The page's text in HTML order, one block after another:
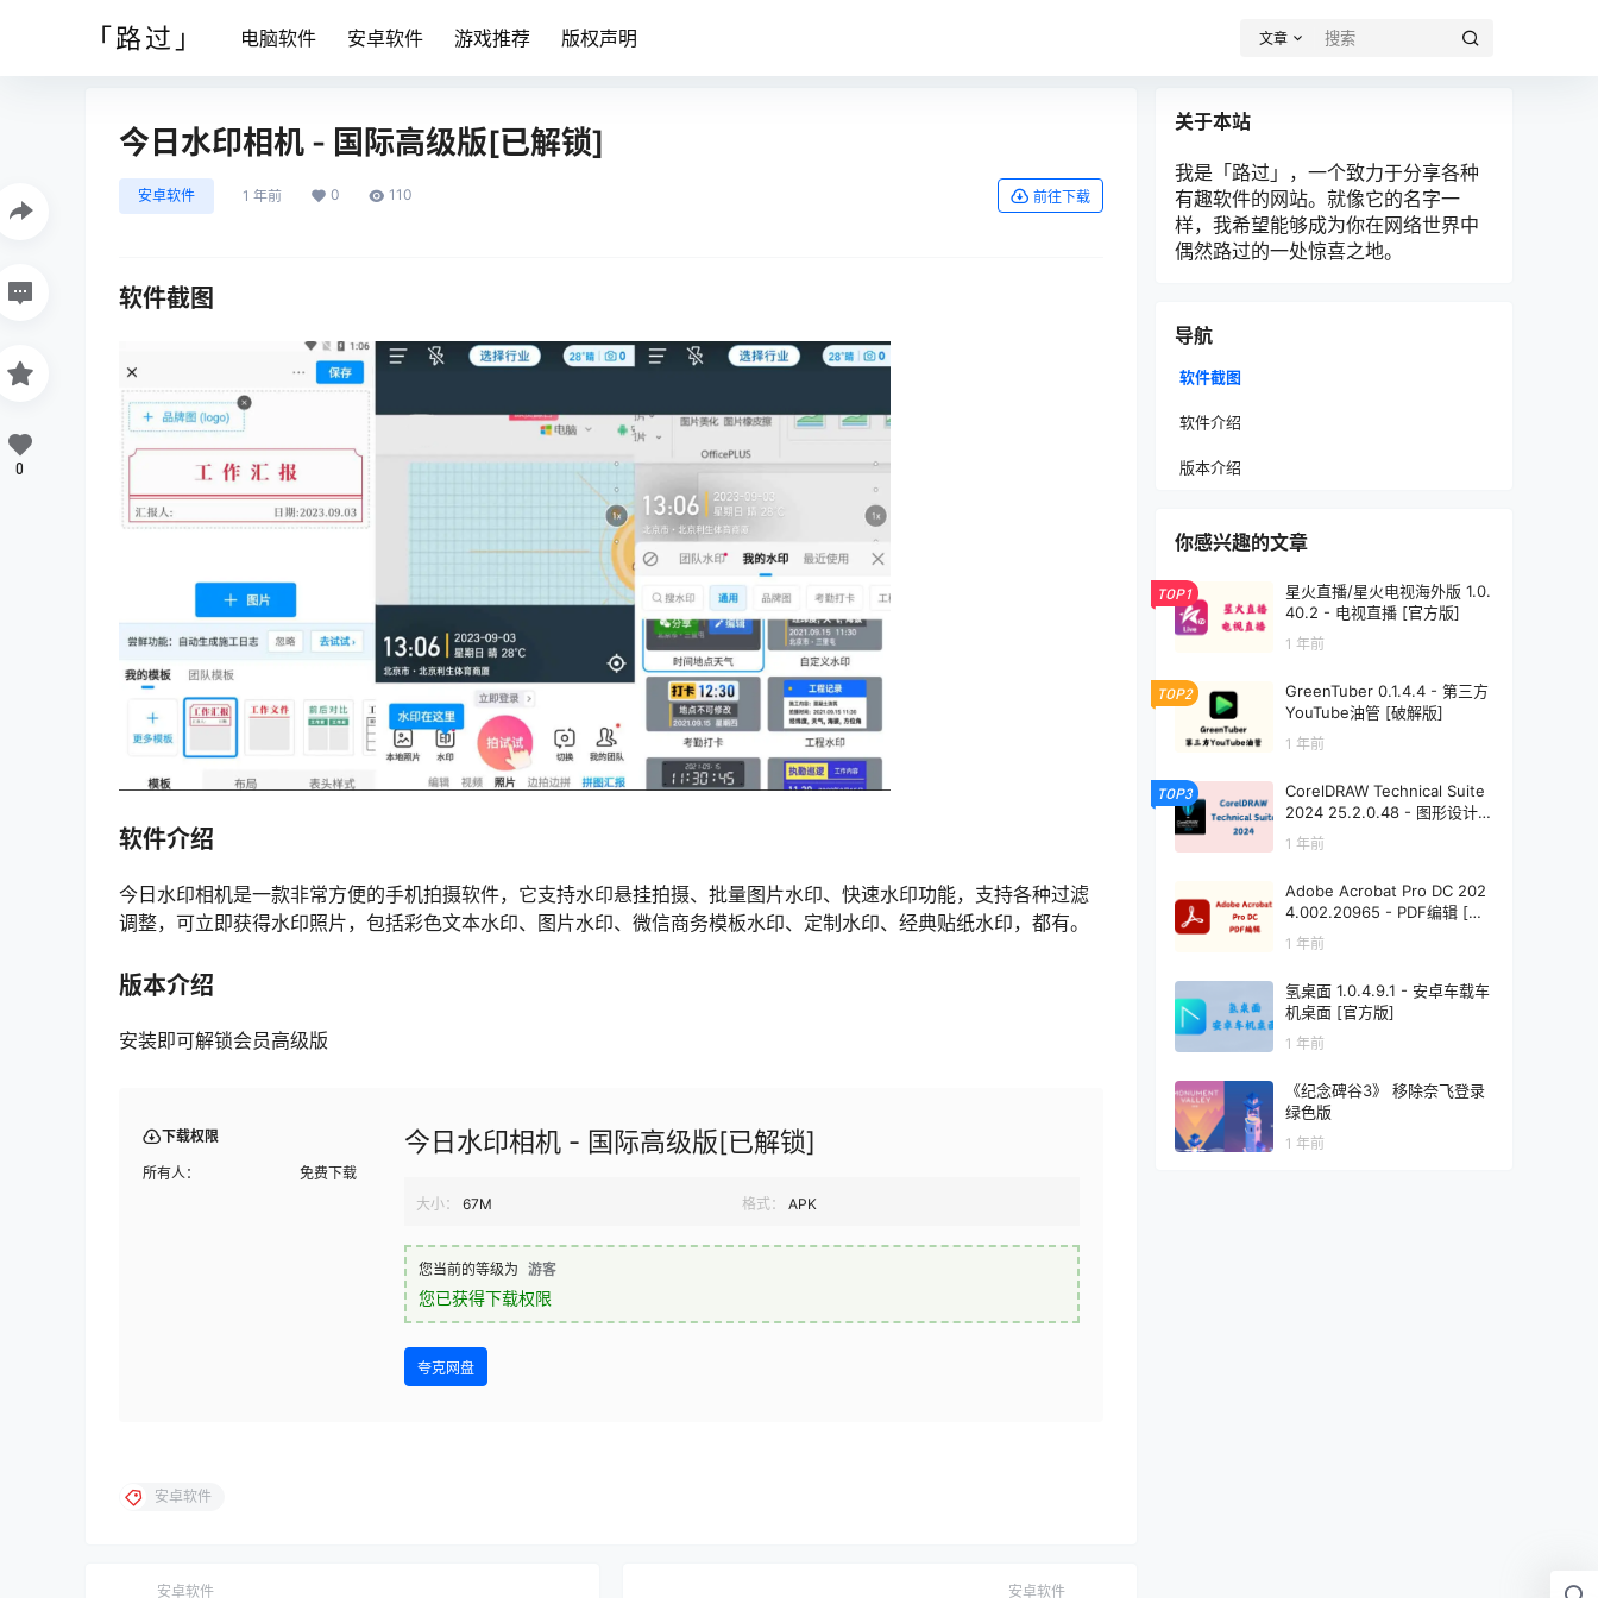
「路过」 电脑软件 安卓软件 游戏推荐 版权声明 文章
今日水印相机 - 国际高级版[已解锁]
安卓软件 1 年前 0 110 前往下载
软件截图
软件介绍
今日水印相机是一款非常方便的手机拍摄软件，它支持水印悬挂拍摄、批量图片水印、快速水印功能，支持各种过滤
调整，可立即获得水印照片，包括彩色文本水印、图片水印、微信商务模板水印、定制水印、经典贴纸水印，都有。
版本介绍
安装即可解锁会员高级版
下载权限
所有人： 免费下载
今日水印相机 - 国际高级版[已解锁]
大小： 67M 格式： APK
您当前的等级为 游客
您已获得下载权限
夸克网盘
0
安卓软件
安卓软件 安卓软件
关于本站
我是「路过」，一个致力于分享各种
有趣软件的网站。就像它的名字一
样，我希望能够成为你在网络世界中
偶然路过的一处惊喜之地。
导航
软件截图
软件介绍
版本介绍
你感兴趣的文章
TOP1
星火直播/星火电视海外版 1.0.
40.2 - 电视直播 [官方版]
1 年前
TOP2
GreenTuber 0.1.4.4 - 第三方
YouTube油管 [破解版]
1 年前
TOP3
CorelDRAW Technical Suite
2024 25.2.0.48 - 图形设计
[免激活直装版]
1 年前
Adobe Acrobat Pro DC 202
4.002.20965 - PDF编辑 [绿
色版]
1 年前
氢桌面 1.0.4.9.1 - 安卓车载车
机桌面 [官方版]
1 年前
《纪念碑谷3》 移除奈飞登录
绿色版
1 年前